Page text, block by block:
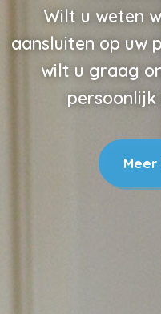
Wilt u weten
aansluiten op uw
wilt u graag
persoonlijk